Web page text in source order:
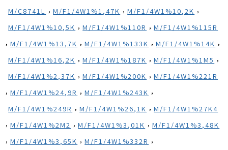
M/C8741L , M/F1/4W1%1,47K , M/F1/4W1%10,2K ,
M/F1/4W1%10,5K , M/F1/4W1%110R , M/F1/4W1%115R
, M/F1/4W1%13,7K , M/F1/4W1%133K , M/F1/4W1%14K ,
M/F1/4W1%16,2K , M/F1/4W1%187K , M/F1/4W1%1M5 ,
M/F1/4W1%2,37K , M/F1/4W1%200K , M/F1/4W1%221R
, M/F1/4W1%24,9R , M/F1/4W1%243K ,
M/F1/4W1%249R , M/F1/4W1%26,1K , M/F1/4W1%27K4
, M/F1/4W1%2M2 , M/F1/4W1%3,01K , M/F1/4W1%3,48K
, M/F1/4W1%3,65K , M/F1/4W1%332R ,